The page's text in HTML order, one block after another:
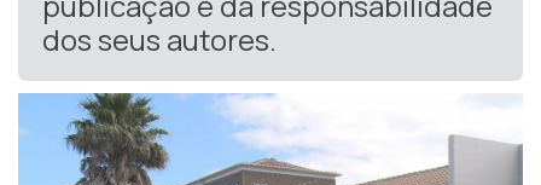
dos seus autores.